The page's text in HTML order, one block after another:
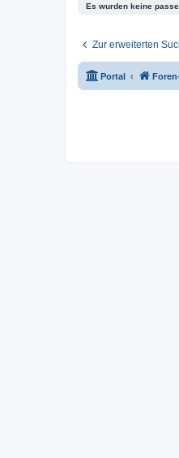
Es wurden keine
Zur erweiterten
Portal